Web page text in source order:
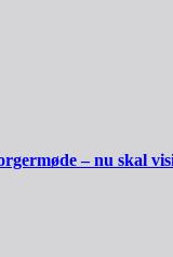
– nu skal